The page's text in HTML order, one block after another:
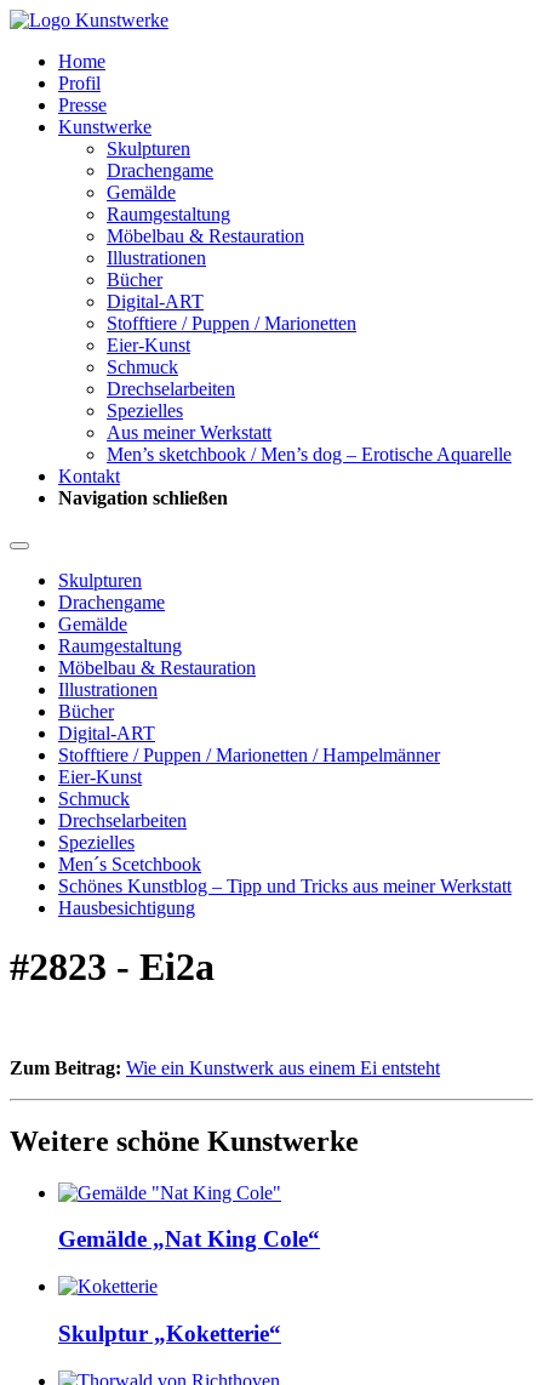
Home
Profil
Presse
Kunstwerke
Skulpturen
Drachengame
Gemälde
Raumgestaltung
Möbelbau & Restauration
Illustrationen
Bücher
Digital-ART
Stofftiere / Puppen / Marionetten
Eier-Kunst
Schmuck
Drechselarbeiten
Spezielles
Aus meiner Werkstatt
Men’s sketchbook / Men’s dog – Erotische Aquarelle
Kontakt
Navigation schließen
Skulpturen
Drachengame
Gemälde
Raumgestaltung
Möbelbau & Restauration
Illustrationen
Bücher
Digital-ART
Stofftiere / Puppen / Marionetten / Hampelmänner
Eier-Kunst
Schmuck
Drechselarbeiten
Spezielles
Men´s Scetchbook
Schönes Kunstblog – Tipp und Tricks aus meiner Werkstatt
Hausbesichtigung
#2823 - Ei2a
Zum Beitrag: Wie ein Kunstwerk aus einem Ei entsteht
Weitere schöne Kunstwerke
Gemälde „Nat King Cole“
Skulptur „Koketterie“